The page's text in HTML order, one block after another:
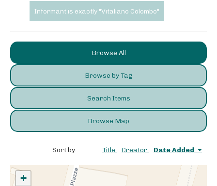
Informant is exactly "Vitaliano Colombo"
Browse All
Browse by Tag
Search Items
Browse Map
Sort by: Title Creator Date Added
+